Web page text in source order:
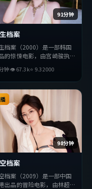
91分钟
档案
档案（2000）是一部韩国
的惊悚电影，由宫崎骏执
。影片在叙事与视听上力求
，探讨人性与抉择，节奏张
度，适合喜欢该类型的观众
观看。
钟👁67.3k⭐ 9.32000
98分钟
档案
档案（2009）是一部中国
出品的冒险电影，由林超贤